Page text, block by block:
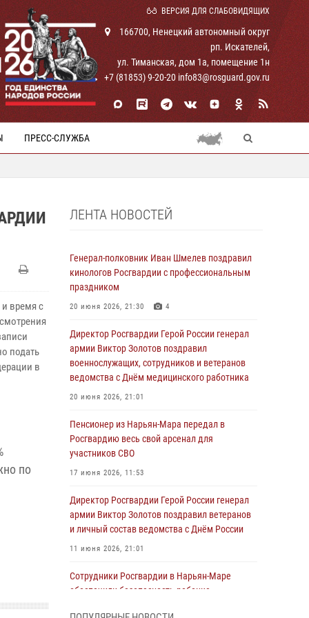
ВЕРСИЯ ДЛЯ СЛАБОВИДЯЩИХ
166700, Ненецкий автономный округ
рп. Искателей,
ул. Тиманская, дом 1а, помещение 1н
+7 (81853) 9-20-20 info83@rosguard.gov.ru
ПРЕСС-СЛУЖБА
и время с
подать
в
по
ЛЕНТА НОВОСТЕЙ
Генерал-полковник Иван Шмелев поздравил
кинологов Росгвардии с профессиональным
праздником
20 июня 2026, 21:30 4
Директор Росгвардии Герой России генерал
армии Виктор Золотов поздравил
военнослужащих, сотрудников и ветеранов
ведомства с Днём медицинского работника
20 июня 2026, 21:01
Пенсионер из Нарьян-Мара передал в
Росгвардию весь свой арсенал для
участников СВО
17 июня 2026, 11:53
Директор Росгвардии Герой России генерал
армии Виктор Золотов поздравил ветеранов
и личный состав ведомства с Днём России
11 июня 2026, 21:01
Сотрудники Росгвардии в Нарьян-Маре
обеспечили безопасность ребенка,